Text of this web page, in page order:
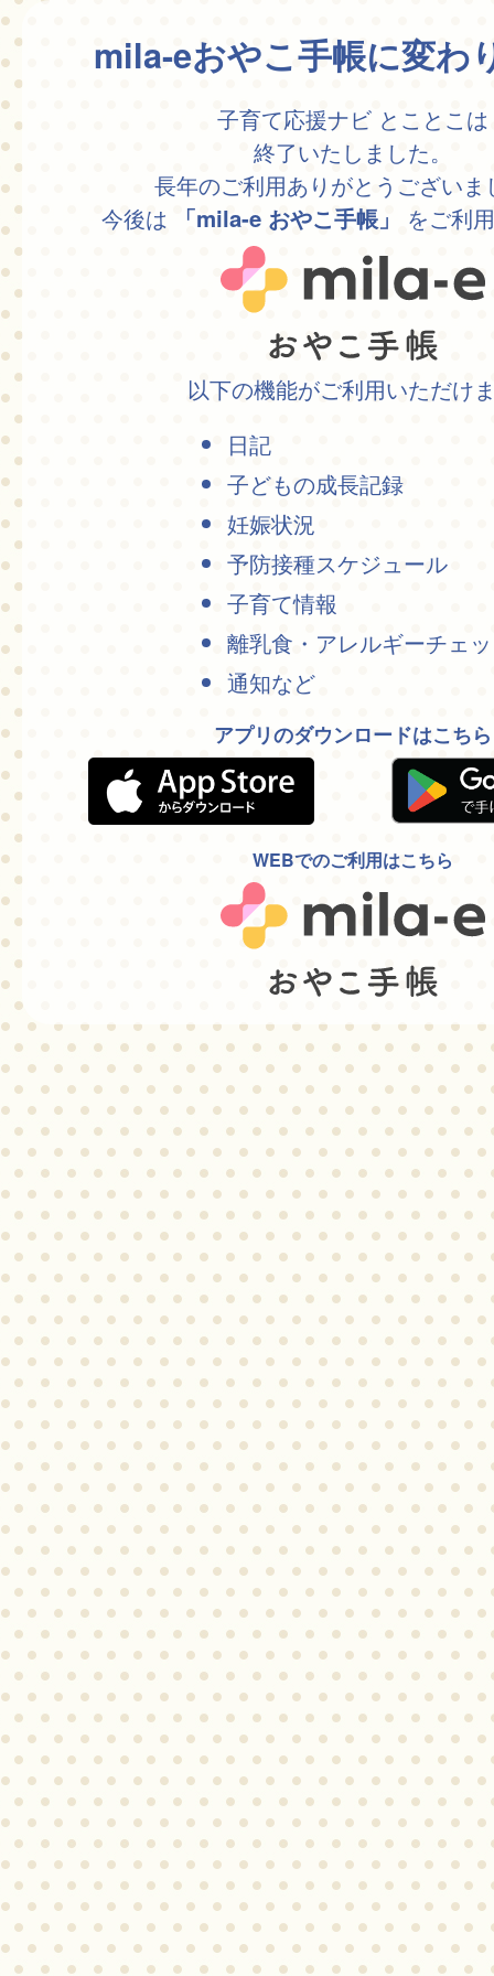
mila-eおやこ手帳に変わ
子育て応援ナビ とことこは
終了いたしました。
長年のご利用ありがとうございま
今後は
「mila-e おやこ手帳」 をご利
以下の機能がご利用いただけ
日記
子どもの成長記録
妊娠状況
予防接種スケジュール
子育て情報
離乳食・アレルギーチェ
通知など
アプリのダウンロードはこちら
WEBでのご利用はこちら